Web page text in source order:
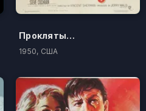
Проклятые не плачут
1950, США